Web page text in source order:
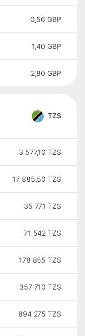
0,56 GBP
1,40 GBP
2,80 GBP
TZS
3 577,10 TZS
17 885,50 TZS
35 771 TZS
71 542 TZS
178 855 TZS
357 710 TZS
894 275 TZS